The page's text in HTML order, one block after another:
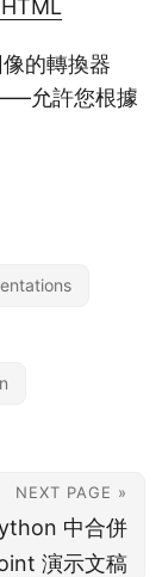
的轉換器
允許您根據
NEXT PAGE »
中合併
演示文稿